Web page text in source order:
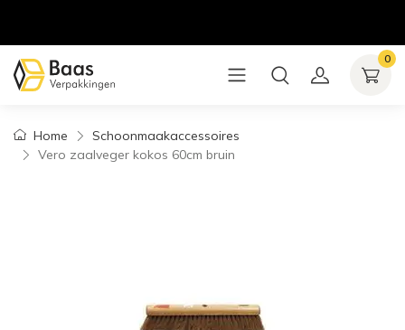
0
Home
Schoonmaakaccessoires
Vero zaalveger kokos 60cm bruin